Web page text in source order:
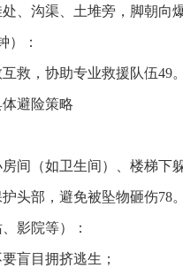
、沟渠、土堆旁，‌脚朝向
）：
救，协助专业救援队伍‌49
避险策略‌
间（如卫生间）、楼梯下
头部，避免被坠物砸伤‌78
影院等）：
盲目拥挤逃生‌；